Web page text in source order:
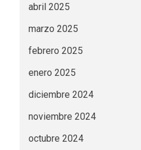
abril 2025
marzo 2025
febrero 2025
enero 2025
diciembre 2024
noviembre 2024
octubre 2024